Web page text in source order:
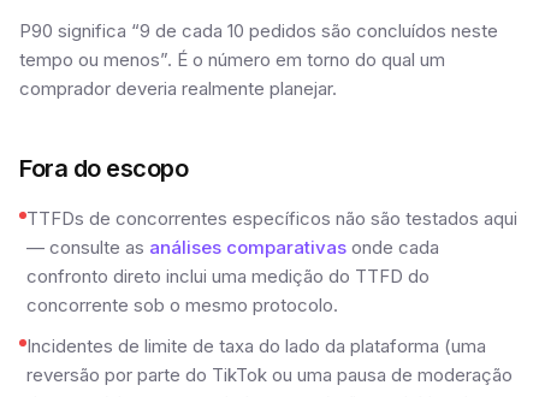
P90 significa “9 de cada 10 pedidos são concluídos neste
tempo ou menos”. É o número em torno do qual um
comprador deveria realmente planejar.
Fora do escopo
TTFDs de concorrentes específicos não são testados aqui
— consulte as análises comparativas onde cada
confronto direto inclui uma medição do TTFD do
concorrente sob o mesmo protocolo.
Incidentes de limite de taxa do lado da plataforma (uma
reversão por parte do TikTok ou uma pausa de moderação